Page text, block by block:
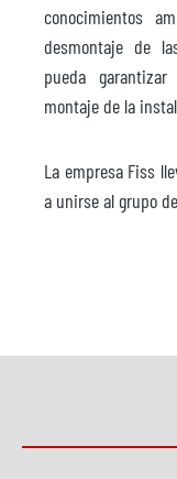
conocimientos
desmontaje de
pueda
montaje de la
La empresa Fiss
a unirse al grupo